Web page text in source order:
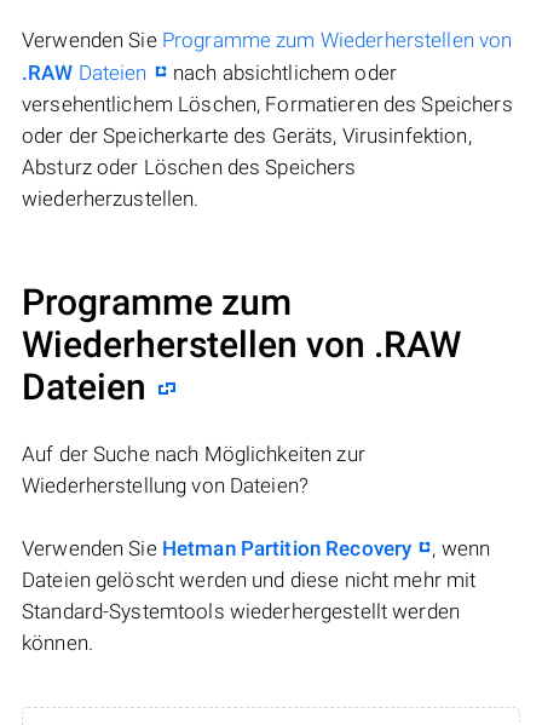
Verwenden Sie Programme zum Wiederherstellen von
.RAW Dateien
nach absichtlichem oder
versehentlichem Löschen, Formatieren des Speichers
oder der Speicherkarte des Geräts, Virusinfektion,
Absturz oder Löschen des Speichers
wiederherzustellen.
Programme zum
Wiederherstellen von .RAW
Dateien
Auf der Suche nach Möglichkeiten zur
Wiederherstellung von Dateien?
Verwenden Sie Hetman Partition Recovery
, wenn
Dateien gelöscht werden und diese nicht mehr mit
Standard-Systemtools wiederhergestellt werden
können.